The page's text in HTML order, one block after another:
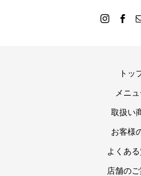
トッ
メニ
取扱い
お客様
よくある
店舗の